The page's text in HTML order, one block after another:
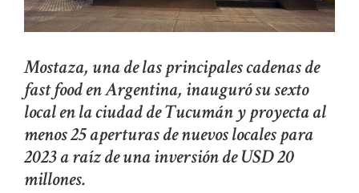
Mostaza, una de las principales cadenas de
fast food en Argentina, inauguró su sexto
local en la ciudad de Tucumán y proyecta al
menos 25 aperturas de nuevos locales para
2023 a raíz de una inversión de USD 20
millones.